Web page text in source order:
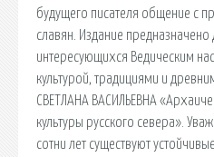
будущего писателя общение с
славян. Издание предназначено
интересующихся Ведическим
культурой, традициями и
СВЕТЛАНА ВАСИЛЬЕВНА
культуры русского севера».
сотни лет существуют